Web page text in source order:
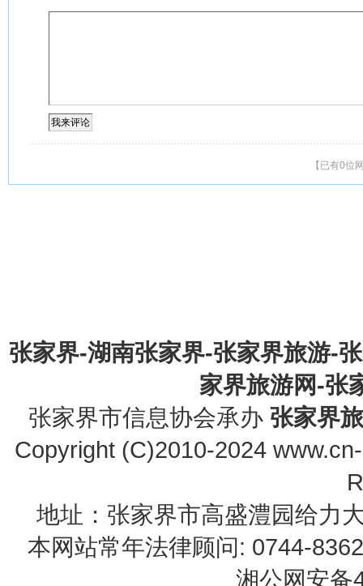
【已有0位
张家界-湖南张家界-张家界旅游-
家界旅游网-张
张家界市信息协会承办 张家界
Copyright (C)2010-2024
地址：张家界市高盛澧园给力
本网站常年法律顾问: 0744-
湘公网安备